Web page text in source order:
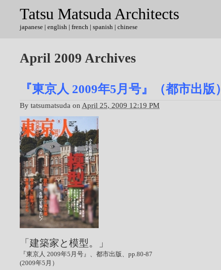
Tatsu Matsuda Architects
japanese | english | french | spanish | chinese
April 2009 Archives
『東京人 2009年5月号』（都市出版
By tatsumatsuda on April 25, 2009 12:19 PM
「建築家と模型。」
『東京人 2009年5月号』、都市出版、pp.80-87
(2009年5月）